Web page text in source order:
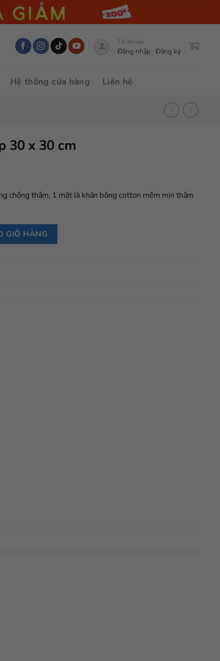
Tài khoản
Đăng nhập Đăng ký
Hệ thống cửa hàng Liên hệ
30 x 30 cm
chống thấm, 1 mặt là khăn bông cotton mềm mịn thấm
lượng
GIỎ HÀNG